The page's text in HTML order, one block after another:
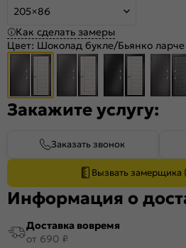
205×86
Как сделать замеры
Цвет: Шоколад букле/Бьянко ларче
Закажите услугу:
Заказать звонок
Вызвать замерщика
Информация о
Доставка вовремя
от 690 ₽